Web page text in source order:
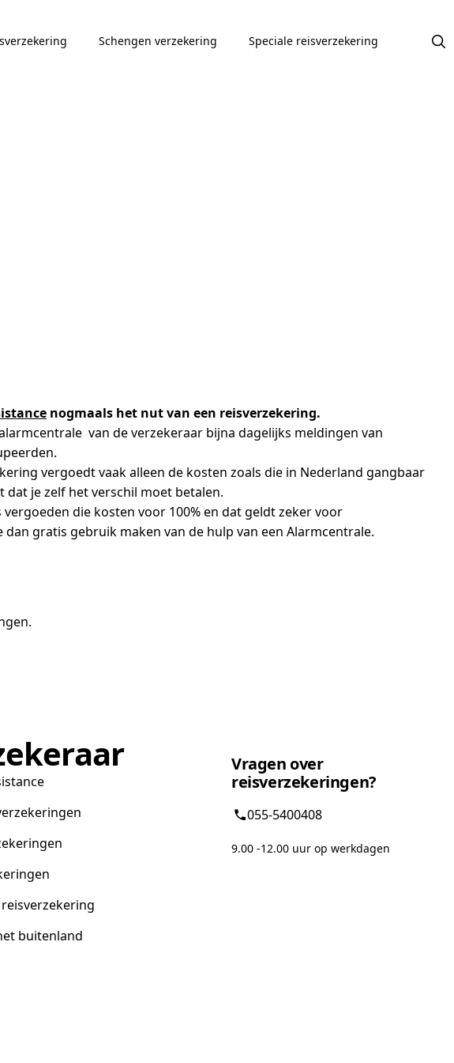
Schengen verzekering Speciale reisverzekering
nogmaals het nut van een reisverzekering.
van de verzekeraar bijna dagelijks meldingen van
vergoedt vaak alleen de kosten zoals die in Nederland gangbaar
je zelf het verschil moet betalen.
die kosten voor 100% en dat geldt zeker voor
gratis gebruik maken van de hulp van een Alarmcentrale.
buitenland
Vragen over
reisverzekeringen?
055-5400408
9.00 -12.00 uur op werkdagen